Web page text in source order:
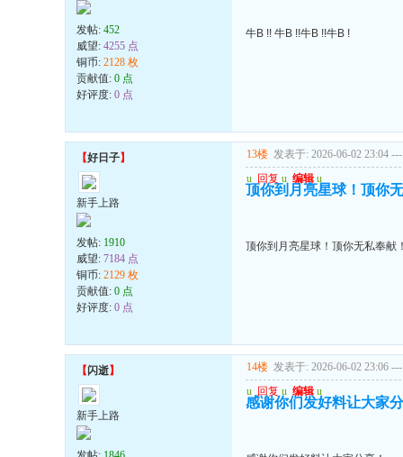
发帖: 452
威望: 4255 点
铜币: 2128 枚
贡献值: 0 点
好评度: 0 点
牛B !! 牛B !!牛B !!牛B !
【好日子】
新手上路
发帖: 1910
威望: 7184 点
铜币: 2129 枚
贡献值: 0 点
好评度: 0 点
13楼 发表于: 2026-06-02 23:04 ---
u 回复 u 编辑 u
顶你到月亮星球！顶你
顶你到月亮星球！顶你无私奉献！
【闪逝】
新手上路
14楼 发表于: 2026-06-02 23:06 ---
u 回复 u 编辑 u
感谢你们发好料让大家分